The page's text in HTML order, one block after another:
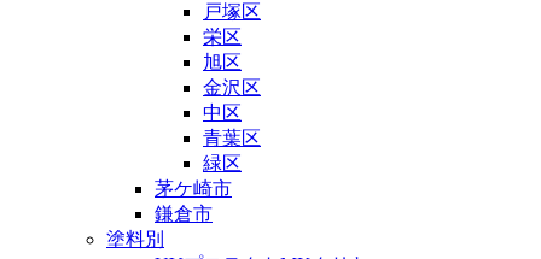
戸塚区
栄区
旭区
金沢区
中区
青葉区
緑区
茅ケ崎市
鎌倉市
塗料別